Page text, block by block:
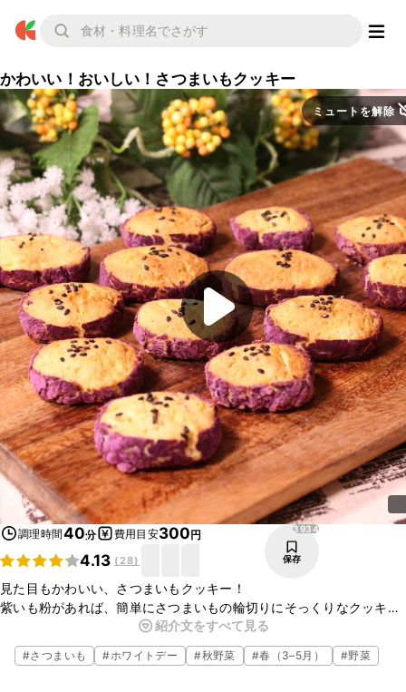
かわいい！おいしい！さつまいもクッキー
ミュートを解除
調理時間40分 費用目安300円
4.13 (28)
3934
保存
見た目もかわいい、さつまいもクッキー！
紫いも粉があれば、簡単にさつまいもの輪切りにそっくりなクッキー
ホームパーティにも、おこさまのおやつにも。
パクパク食べられるさつまいもクッキー、ぜひ作ってみてください！
紹介文をすべて見る
#さつまいも #ホワイトデー #秋野菜 #春（3–5月） #野菜